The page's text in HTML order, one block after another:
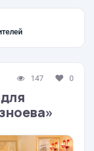
147 0